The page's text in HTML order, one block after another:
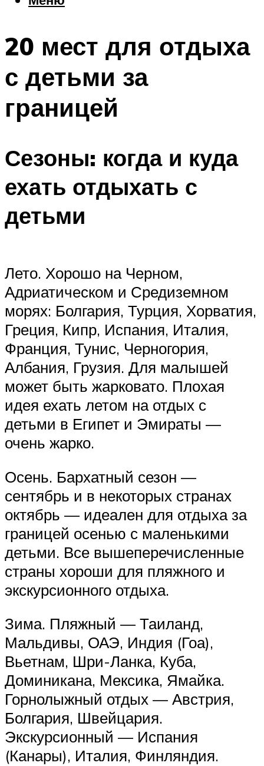
Шоппинг
Что посетить
Меню
20 мест для отдыха
с детьми за
границей
Сезоны: когда и куда
ехать отдыхать с
детьми
Лето. Хорошо на Черном,
Адриатическом и Средиземном
морях: Болгария, Турция, Хорватия,
Греция, Кипр, Испания, Италия,
Франция, Тунис, Черногория,
Албания, Грузия. Для малышей
может быть жарковато. Плохая
идея ехать летом на отдых с
детьми в Египет и Эмираты —
очень жарко.
Осень. Бархатный сезон —
сентябрь и в некоторых странах
октябрь — идеален для отдыха за
границей осенью с маленькими
детьми. Все вышеперечисленные
страны хороши для пляжного и
экскурсионного отдыха.
Зима. Пляжный — Таиланд,
Мальдивы, ОАЭ, Индия (Гоа),
Вьетнам, Шри-Ланка, Куба,
Доминикана, Мексика, Ямайка.
Горнолыжный отдых — Австрия,
Болгария, Швейцария.
Экскурсионный — Испания
(Канары), Италия, Финляндия.